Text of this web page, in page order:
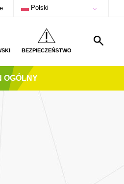
Polski
BEZPIECZEŃSTWO
OGÓLNY